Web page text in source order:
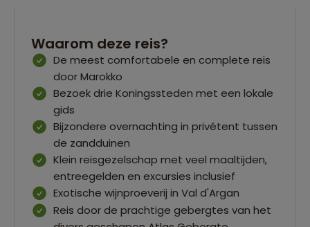
Waarom deze reis?
De meest comfortabele en complete reis
door Marokko
Bezoek drie Koningssteden met een lokale
gids
Bijzondere overnachting in privétent tussen
de zandduinen
Klein reisgezelschap met veel maaltijden,
entreegelden en excursies inclusief
Exotische wijnproeverij in Val d'Argan
Reis door de prachtige gebergtes van het